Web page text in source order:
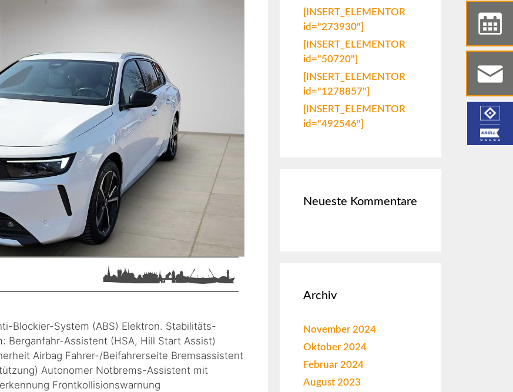
Blockier-System (ABS) Elektron. Stabilitäts-
Berganfahr-Assistent (HSA, Hill Start Assist)
Airbag Fahrer-/Beifahrerseite Bremsassistent
Autonomer Notbrems-Assistent mit
Frontkollisionswarnung
[INSERT_ELEMENTOR
id="273930"]
[INSERT_ELEMENTOR
id="50720"]
[INSERT_ELEMENTOR
id="1278857"]
[INSERT_ELEMENTOR
id="492546"]
Neueste Kommentare
Archiv
November 2024
Oktober 2024
Februar 2024
August 2023